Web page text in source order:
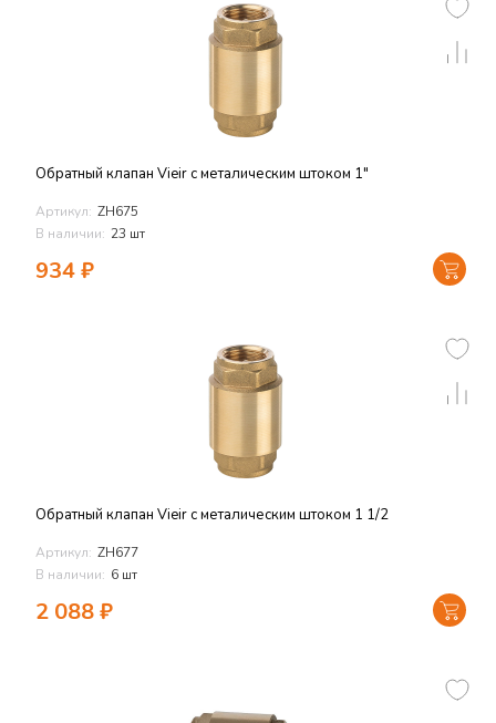
Обратный клапан Vieir с металическим штоком 1"
Артикул: ZH675
В наличии: 23 шт
934₽
Обратный клапан Vieir с металическим штоком 1 1/2
Артикул: ZH677
В наличии: 6 шт
2 088₽